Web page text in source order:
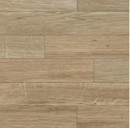
70 mm x 490 mm
wyboru:
Standard.